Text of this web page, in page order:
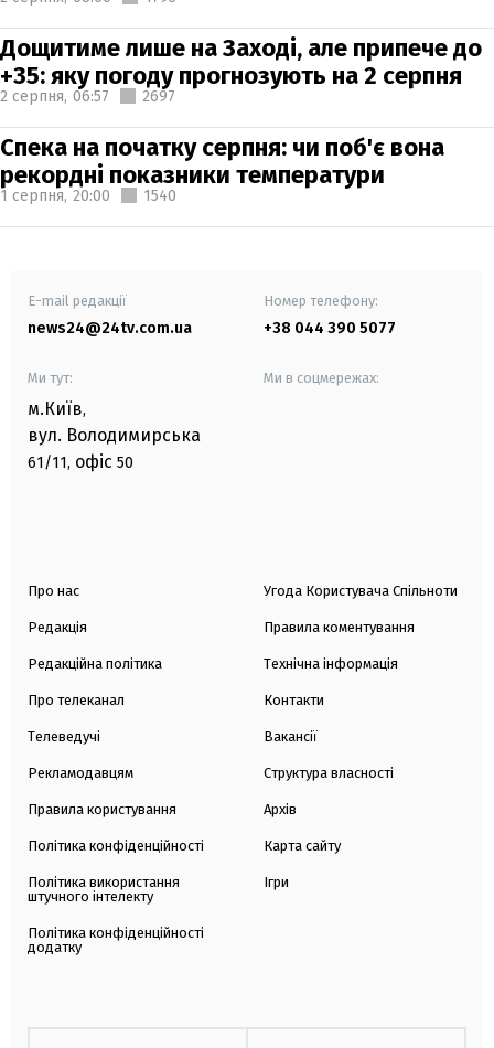
Дощитиме лише на Заході, але припече до
+35: яку погоду прогнозують на 2 серпня
2 серпня, 06:57 2697
Спека на початку серпня: чи поб'є вона
рекордні показники температури
1 серпня, 20:00 1540
E-mail редакції
news24@24tv.com.ua
Номер телефону:
+38 044 390 5077
Ми тут:
м.Київ,
вул. Володимирська
61/11, офіс 50
Ми в соцмережах:
Про нас
Редакція
Редакційна політика
Про телеканал
Телеведучі
Рекламодавцям
Правила користування
Політика конфіденційності
Політика використання
штучного інтелекту
Політика конфіденційності
додатку
Угода Користувача Спільноти
Правила коментування
Технічна інформація
Контакти
Вакансії
Структура власності
Архів
Карта сайту
Ігри